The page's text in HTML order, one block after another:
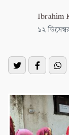
Ibrahim
১২